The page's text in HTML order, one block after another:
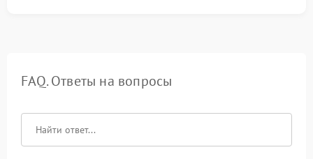
FAQ. Ответы на вопросы